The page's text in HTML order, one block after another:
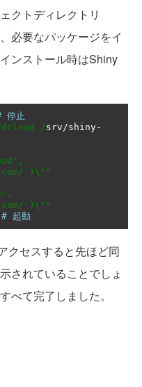
クトディレクトリ
必要なパッケージをイ
ンストール時はShiny
停止
/srv/shiny-
')\""
')\""
# 起動
クセスすると先ほど同
されていることでしょ
べて完了しました。